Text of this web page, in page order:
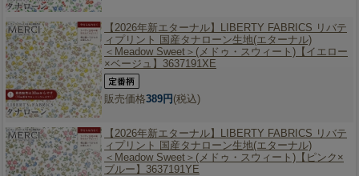
【2026年新エターナル】 LIBERTY FABRICS リバテ
ィプリント 国産タナローン生地(エターナル)
＜Meadow Sweet＞(メドゥ・スウィート)【イエロー
×ベージュ】3637191XE
販売価格389円(税込)
【2026年新エターナル】 LIBERTY FABRICS リバテ
ィプリント 国産タナローン生地(エターナル)
＜Meadow Sweet＞(メドゥ・スウィート)【ピンク×
ブルー】3637191YE